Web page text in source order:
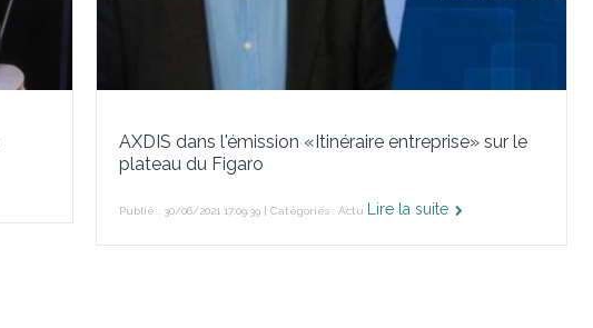
AXDIS dans l'émission «Itinéraire entreprise» sur le
plateau du Figaro
Publié : 30/06/2021 17:09:39 | Catégories : Actu Lire la suite